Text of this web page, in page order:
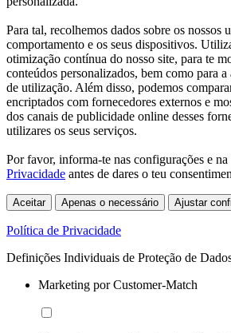
Para tal, recolhemos dados sobre os nossos
comportamento e os seus dispositivos.
otimização contínua do nosso site, para te
conteúdos personalizados, bem como para a
de utilização. Além disso, podemos
encriptados com fornecedores externos e
dos canais de publicidade online desses
utilizares os seus serviços.
Por favor, informa-te nas configurações e na
Privacidade antes de dares o teu
Aceitar Apenas o necessário Ajustar
Política de Privacidade
Definições Individuais de Proteção de
Marketing por Customer-Match